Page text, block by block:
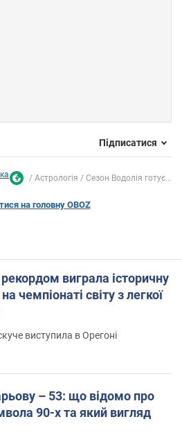
Підписатися
Астрологія Сезон Водолія готує...
на головну OBOZ
виграла історичну
чемпіонаті світу з легкої
виступила в Орегоні
– 53: що відомо про
90-х та який вигляд